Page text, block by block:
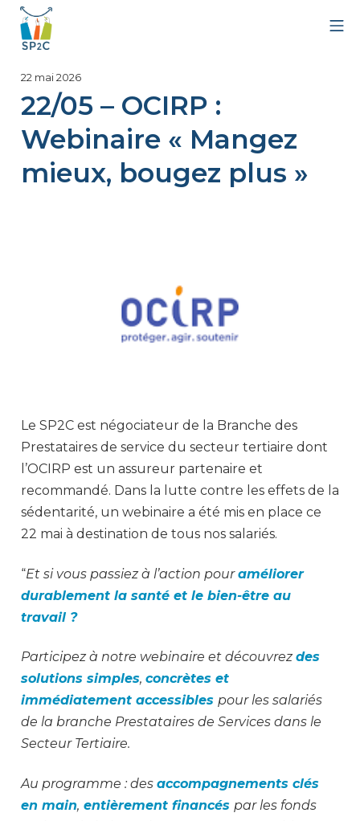
Aller
contenu
SP2C
22 mai 20261
juillet
2026
22/05 – OCIRP :
Webinaire « Mangez
mieux, bougez plus »
Le SP2C est négociateur de la Branche des
Prestataires de service du secteur tertiaire dont
l’OCIRP est un assureur partenaire et
recommandé. Dans la lutte contre les effets de la
sédentarité, un webinaire a été mis en place ce
22 mai à destination de tous nos salariés.
“Et si vous passiez à l’action pouraméliorer
durablement la santé et le bien-être au
travail ?
Participez à notre webinaire et découvrezdes
solutions simples, concrètes et
immédiatement accessibles pour les salariés
de la branche Prestataires de Services dans le
Secteur Tertiaire.
Au programme : des accompagnements clés
en main, entièrement financés par les fonds